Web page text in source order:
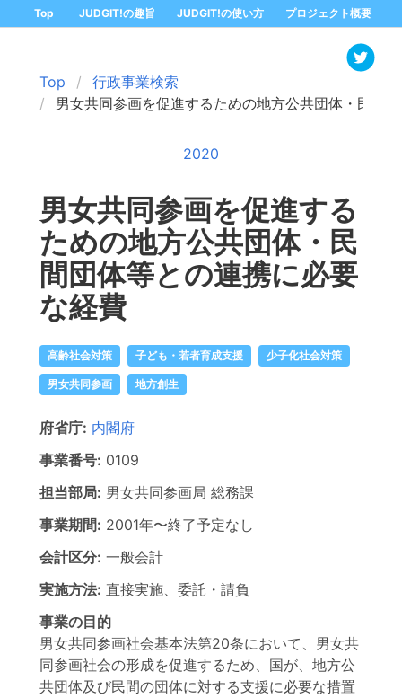
Top JUDGIT!の趣旨 JUDGIT!の使い方 プロジェクト概要
Top
行政事業検索
男女共同参画を促進するための地方公共団体・民間
2020
男女共同参画を促進する
ための地方公共団体・民
間団体等との連携に必要
な経費
高齢社会対策 子ども・若者育成支援 少子化社会対策
男女共同参画 地方創生
府省庁: 内閣府
事業番号: 0109
担当部局: 男女共同参画局 総務課
事業期間: 2001年〜終了予定なし
会計区分: 一般会計
実施方法: 直接実施、委託・請負
事業の目的
男女共同参画社会基本法第20条において、男女共
同参画社会の形成を促進するため、国が、地方公
共団体及び民間の団体に対する支援に必要な措置